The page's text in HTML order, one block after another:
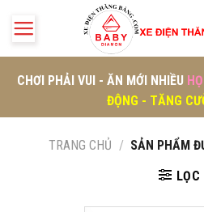
CHƠI PHẢI VUI - ĂN MỚI NHIỀU
ĐỘNG - TĂNG
TRANG CHỦ / SẢN PHẨM
LỌC